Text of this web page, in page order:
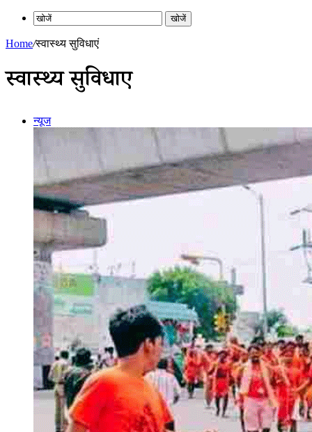
खोजें
Home/स्वास्थ्य सुविधाएं
स्वास्थ्य सुविधाएं
न्यूज